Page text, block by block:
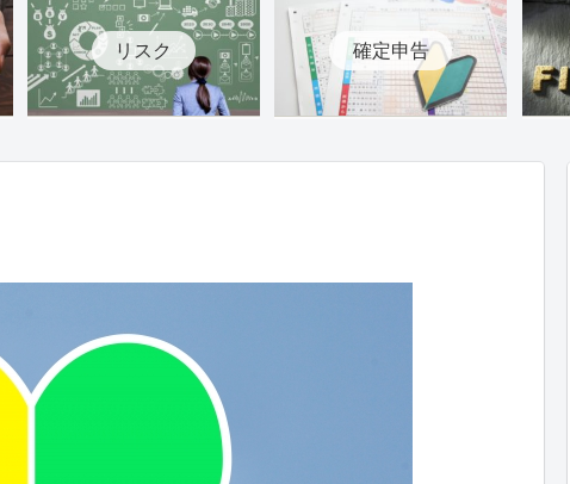
リスク 確定申告